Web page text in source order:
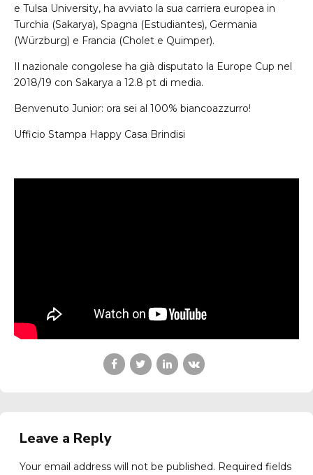
e Tulsa University, ha avviato la sua carriera europea in
Turchia (Sakarya), Spagna (Estudiantes), Germania
(Würzburg) e Francia (Cholet e Quimper).
Il nazionale congolese ha già disputato la Europe Cup nel
2018/19 con Sakarya a 12.8 pt di media.
Benvenuto Junior: ora sei al 100% biancoazzurro!
Ufficio Stampa Happy Casa Brindisi
Leave a Reply
Your email address will not be published. Required fields